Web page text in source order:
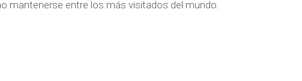
mantenerse entre los más visitados del mundo.